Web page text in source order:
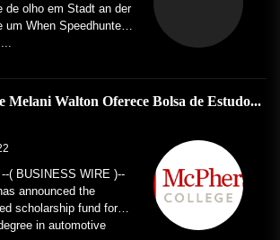
de olho em Stadt an der
When Speedhunters
Melani Walton Oferece Bolsa de Estudo...
( BUSINESS WIRE )--
announced the
scholarship fund for
in automotive